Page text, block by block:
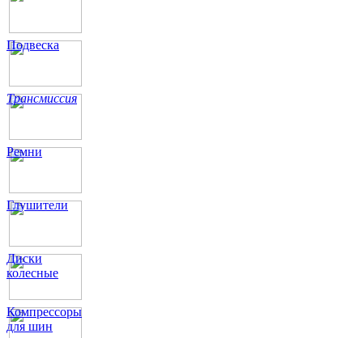
Подвеска
Трансмиссия
Ремни
Глушители
Диски
колесные
Компрессоры
для шин